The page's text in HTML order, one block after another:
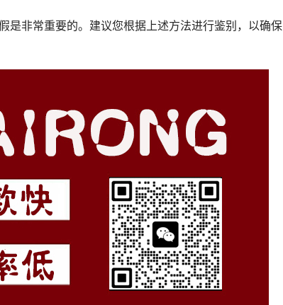
是非常重要的。建议您根据上述方法进行鉴别，以确保